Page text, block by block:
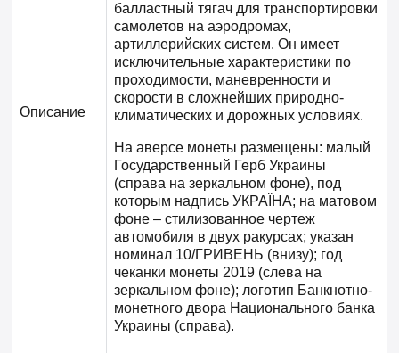
Описание
балластный тягач для транспортировки
самолетов на аэродромах,
артиллерийских систем. Он имеет
исключительные характеристики по
проходимости, маневренности и
скорости в сложнейших природно-
климатических и дорожных условиях.
На аверсе монеты размещены: малый
Государственный Герб Украины
(справа на зеркальном фоне), под
которым надпись УКРАЇНА; на матовом
фоне – стилизованное чертеж
автомобиля в двух ракурсах; указан
номинал 10/ГРИВЕНЬ (внизу); год
чеканки монеты 2019 (слева на
зеркальном фоне); логотип Банкнотно-
монетного двора Национального банка
Украины (справа).